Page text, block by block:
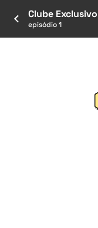
Clube Exclusivo
episódio 1